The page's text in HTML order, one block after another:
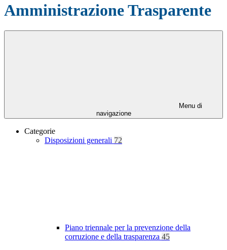
Amministrazione Trasparente
Menu di
navigazione
Categorie
Disposizioni generali 72
Piano triennale per la prevenzione della
corruzione e della trasparenza 45